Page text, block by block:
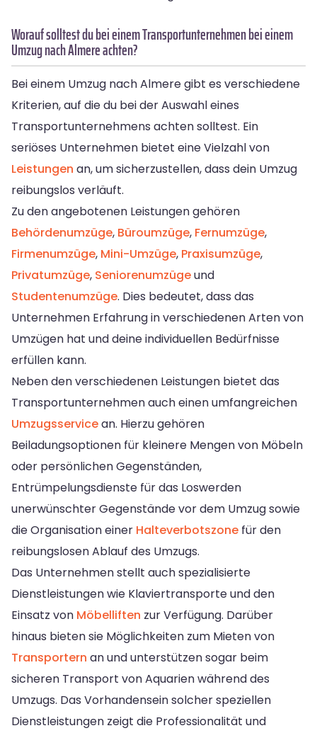
Worauf solltest du bei einem Transportunternehmen bei einem
Umzug nach Almere achten?
Bei einem Umzug nach Almere gibt es verschiedene
Kriterien, auf die du bei der Auswahl eines
Transportunternehmens achten solltest. Ein
seriöses Unternehmen bietet eine Vielzahl von
Leistungen an, um sicherzustellen, dass dein Umzug
reibungslos verläuft.
Zu den angebotenen Leistungen gehören
Behördenumzüge, Büroumzüge, Fernumzüge,
Firmenumzüge, Mini-Umzüge, Praxisumzüge,
Privatumzüge, Seniorenumzügeund
Studentenumzüge. Dies bedeutet, dass das
Unternehmen Erfahrung in verschiedenen Arten von
Umzügen hat und deine individuellen Bedürfnisse
erfüllen kann.
Neben den verschiedenen Leistungen bietet das
Transportunternehmen auch einen umfangreichen
Umzugsservicean. Hierzu gehören
Beiladungsoptionen für kleinere Mengen von Möbeln
oder persönlichen Gegenständen,
Entrümpelungsdienste für das Loswerden
unerwünschter Gegenstände vor dem Umzug sowie
die Organisation einer Halteverbotszone für den
reibungslosen Ablauf des Umzugs.
Das Unternehmen stellt auch spezialisierte
Dienstleistungen wie Klaviertransporte und den
Einsatz von Möbelliften zur Verfügung. Darüber
hinaus bieten sie Möglichkeiten zum Mieten von
Transportern an und unterstützen sogar beim
sicheren Transport von Aquarien während des
Umzugs. Das Vorhandensein solcher speziellen
Dienstleistungen zeigt die Professionalität und